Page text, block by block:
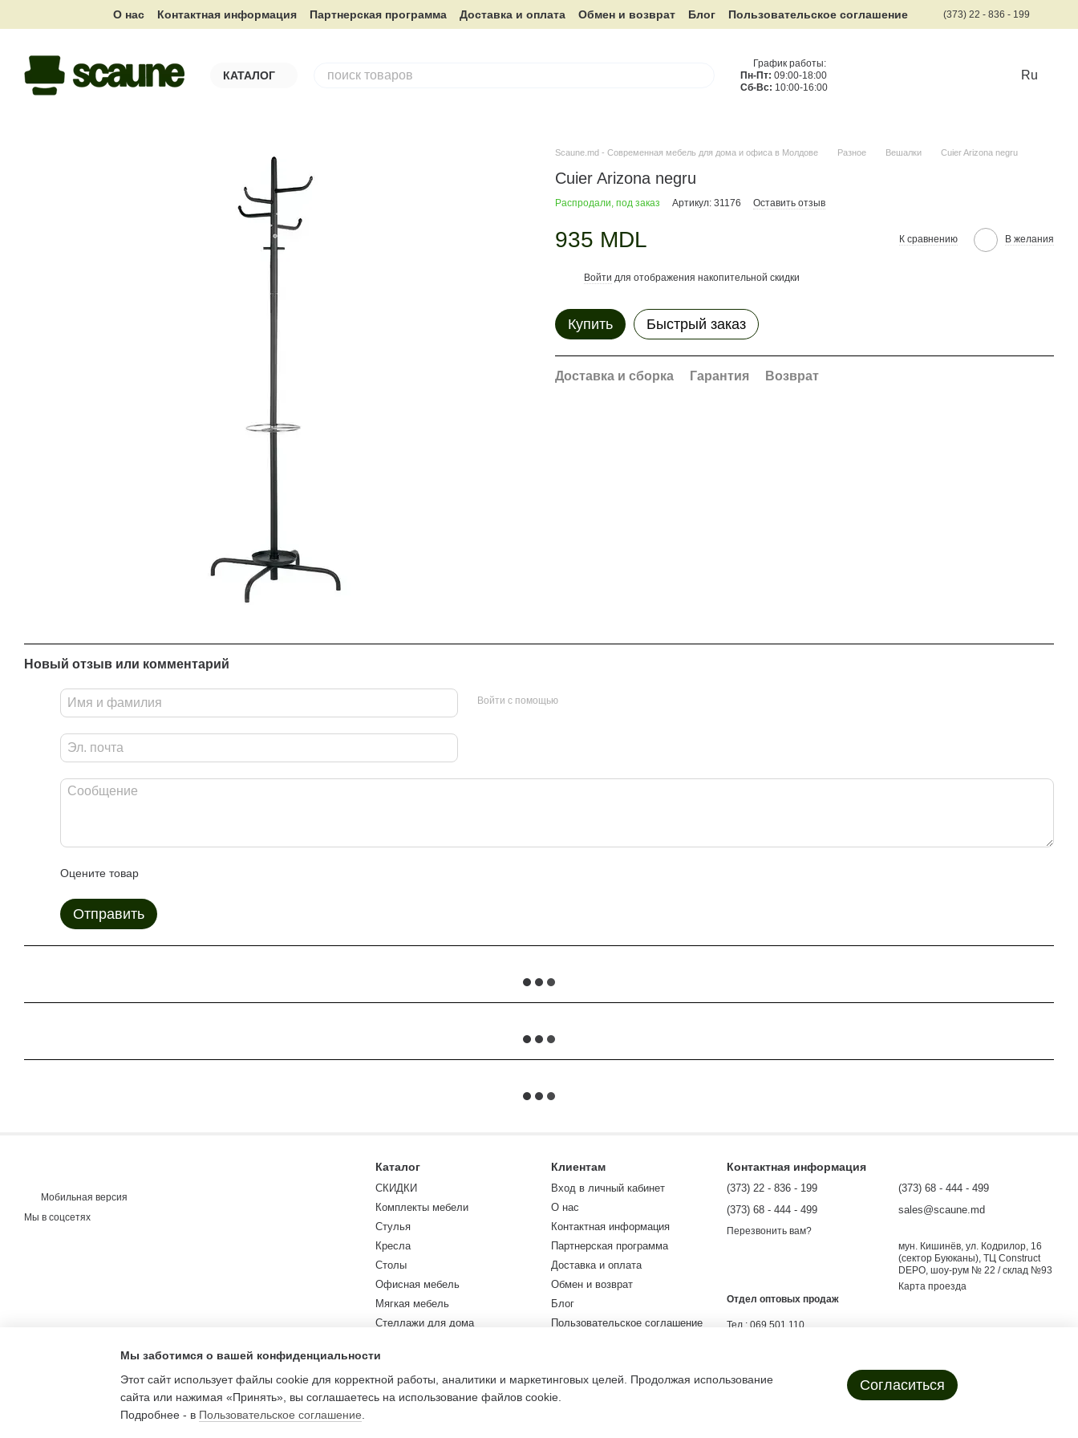
Перейти к основному контенту
О нас Контактная информация Партнерская программа Доставка и оплата Обмен и возврат Блог Пользовательское соглашение (373) 22 - 836 - 199
КАТАЛОГ
График работы:
Пн-Пт: 09:00-18:00
Сб-Вс: 10:00-16:00
Ru
Scaune.md - Современная мебель для дома и офиса в Молдове Разное Вешалки Cuier Arizona negru
Cuier Arizona negru
Распродали, под заказ Артикул: 31176 Оставить отзыв
935 MDL К сравнению В желания
Войти для отображения накопительной скидки
Купить Быстрый заказ
Доставка и сборка Гарантия Возврат
Новый отзыв или комментарий
Войти с помощью
Оцените товар
Отправить
Мобильная версия
Мы в соцсетях
Каталог
СКИДКИ
Комплекты мебели
Стулья
Кресла
Столы
Офисная мебель
Мягкая мебель
Стеллажи для дома
Садовая мебель
Разное
Клиентам
Вход в личный кабинет
О нас
Контактная информация
Партнерская программа
Доставка и оплата
Обмен и возврат
Блог
Пользовательское соглашение
Контактная информация
(373) 22 - 836 - 199
(373) 68 - 444 - 499
Перезвонить вам?
(373) 68 - 444 - 499
sales@scaune.md
мун. Кишинёв, ул. Кодрилор, 16
(сектор Буюканы), ТЦ Construct
DEPO, шоу-рум № 22 / склад №93
Карта проезда
Отдел оптовых продаж
Тел.: 069 501 110
evgenii.shargorodsky@scaune.md
Мы заботимся о вашей конфиденциальности
Этот сайт использует файлы cookie для корректной работы, аналитики и маркетинговых целей. Продолжая использование
сайта или нажимая «Принять», вы соглашаетесь на использование файлов cookie.
Подробнее - в Пользовательское соглашение
Согласиться